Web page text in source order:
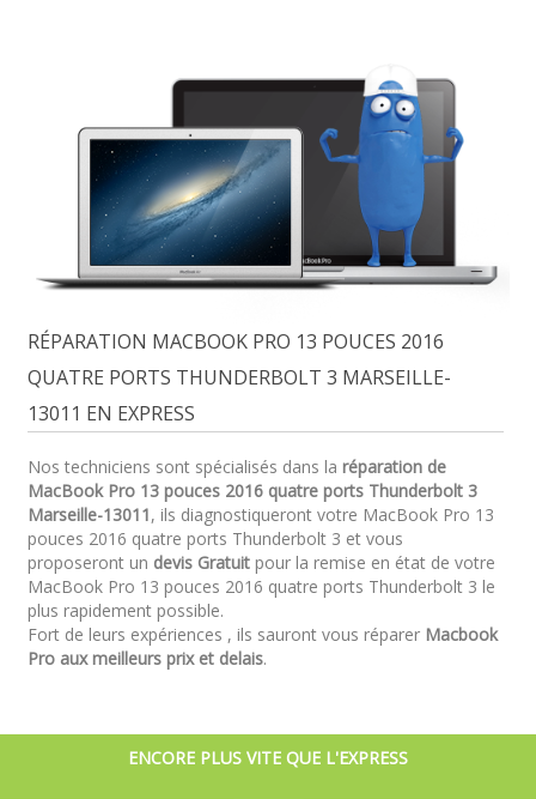
RÉPARATION MACBOOK PRO 13 POUCES 2016
QUATRE PORTS THUNDERBOLT 3 MARSEILLE-
13011 EN EXPRESS
Nos techniciens sont spécialisés dans la réparation de
MacBook Pro 13 pouces 2016 quatre ports Thunderbolt 3
Marseille-13011, ils diagnostiqueront votre MacBook Pro 13
pouces 2016 quatre ports Thunderbolt 3 et vous
proposeront un devis Gratuitpour la remise en état de votre
MacBook Pro 13 pouces 2016 quatre ports Thunderbolt 3 le
plus rapidement possible.
Fort de leurs expériences , ils sauront vous réparer Macbook
Pro aux meilleurs prix et delais.
ENCORE PLUS VITE QUE L'EXPRESS